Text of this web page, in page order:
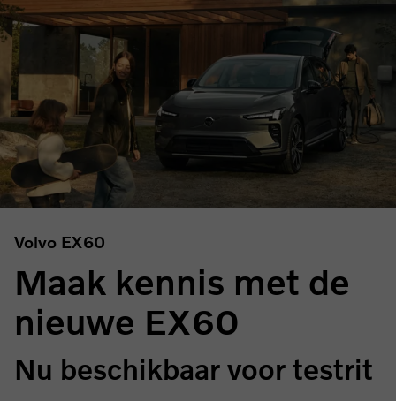
Volvo EX60
Maak kennis met de
nieuwe EX60
Nu beschikbaar voor testrit